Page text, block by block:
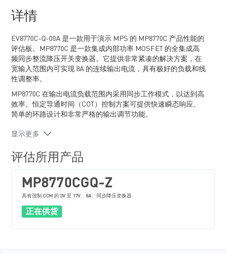
详情
EV8770C-Q-00A 是一款用于演示 MPS 的 MP8770C 产品性能的
评估板。MP8770C 是一款集成内部功率 MOSFET 的全集成高
频同步整流降压开关变换器。它提供非常紧凑的解决方案，在
宽输入范围内可实现 8A 的连续输出电流，具有极好的负载和线
性调整率。
MP8770C 在输出电流负载范围内采用同步工作模式，以达到高
效率。恒定导通时间（COT）控制方案可提供快速瞬态响应、
简单的环路设计和非常严格的输出调节功能。
全方位保护功能包括短路保护（SCP）、过流保护（OCP）、
MP8770C 最大限度地减少了现有标准外部元器件的使用，采用
节省空间的 QFN-16（3mmх3mm）封装。
显示更多
评估所用产品
MP8770CGQ-Z
具有强制 CCM 的 3V 至 17V、8A、同步降压变换器
正在供货